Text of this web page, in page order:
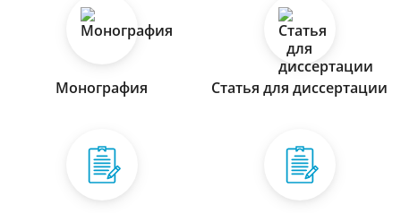
Монография Статья для диссертации